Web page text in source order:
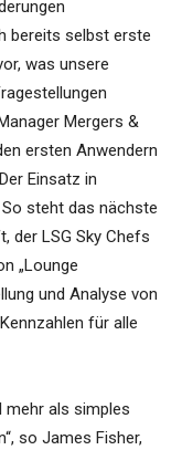
bereits selbst erste
was unsere
Mergers &
ersten Anwendern
Einsatz in
steht das nächste
der LSG Sky Chefs
„Lounge
und Analyse von
für alle
mehr als simples
so James Fisher,